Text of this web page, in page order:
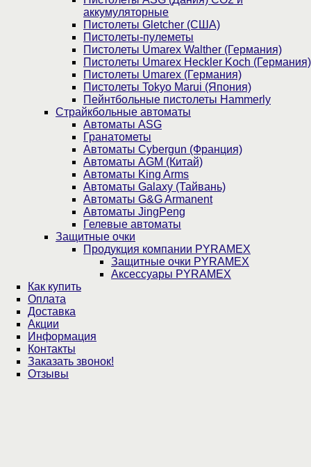
аккумуляторные
Пистолеты Gletcher (США)
Пистолеты-пулеметы
Пистолеты Umarex Walther (Германия)
Пистолеты Umarex Heckler Koch (Германия)
Пистолеты Umarex (Германия)
Пистолеты Tokyo Marui (Япония)
Пейнтбольные пистолеты Hammerly
Страйкбольные автоматы
Автоматы ASG
Гранатометы
Автоматы Cybergun (Франция)
Автоматы AGM (Китай)
Автоматы King Arms
Автоматы Galaxy (Тайвань)
Автоматы G&G Armanent
Автоматы JingPeng
Гелевые автоматы
Защитные очки
Продукция компании PYRAMEX
Защитные очки PYRAMEX
Аксессуары PYRAMEX
Как купить
Оплата
Доставка
Акции
Информация
Контакты
Заказать звонок!
Отзывы